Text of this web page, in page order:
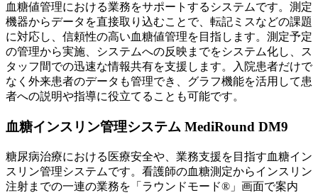
血糖値管理における業務をサポートするシステムです。測定
機器からデータを直接取り込むことで、転記ミスなどの課題
に対応し、信頼性の高い血糖値管理を目指します。測定予定
の管理から実施、システムへの反映までをシステム化し、ス
タッフ間での迅速な情報共有を支援します。入院患者だけで
なく外来患者のデータも管理でき、グラフ機能を活用して患
者への説明や指導に役立てることも可能です。
血糖インスリン管理システム MediRound DM9
糖尿病治療における医療安全や、業務支援を目指す血糖イン
スリン管理システムです。看護師の血糖測定からインスリン
注射までの一連の業務を「ラウンドモード®」画面で案内